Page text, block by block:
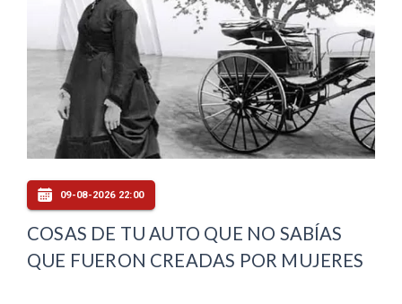
09-08-2026 22:00
COSAS DE TU AUTO QUE NO SABÍAS
QUE FUERON CREADAS POR MUJERES